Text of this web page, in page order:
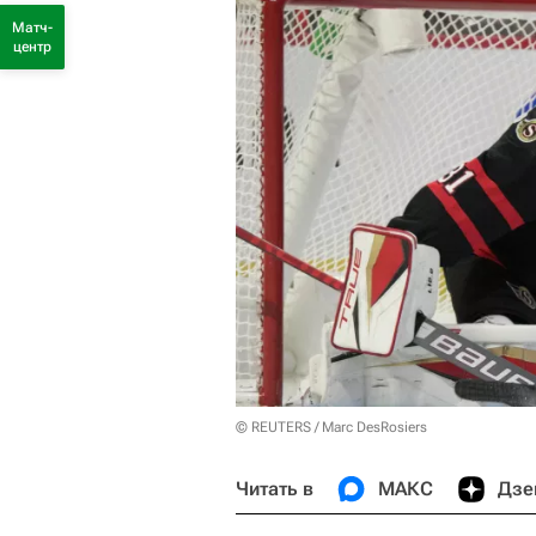
© REUTERS / Marc DesRosiers
Читать в МАКС
Матч-
центр